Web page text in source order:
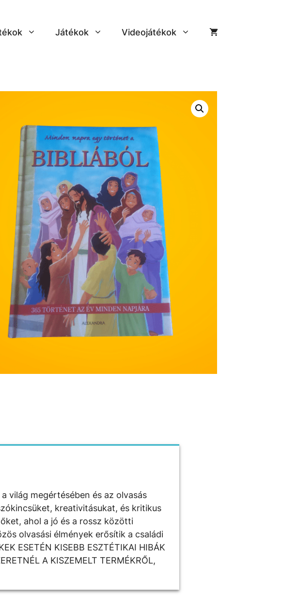
Játékok Videojátékok
világ megértésében és az olvasás
kreativitásukat, és kritikus
ahol a jó és a rossz közötti
olvasási élmények erősítik a családi
ESETÉN KISEBB ESZTÉTIKAI HIBÁK
A KISZEMELT TERMÉKRŐL,